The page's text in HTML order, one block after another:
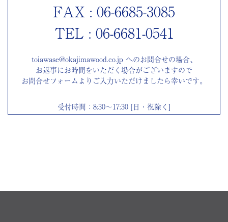
FAX : 06-6685-3085
TEL : 06-6681-0541
toiawase@okajimawood.co.jp へのお問合せの場合、
お返事にお時間をいただく場合がございますので
お問合せフォームよりご入力いただけましたら幸いです。
受付時間：8:30～17:30 [日・祝除く]